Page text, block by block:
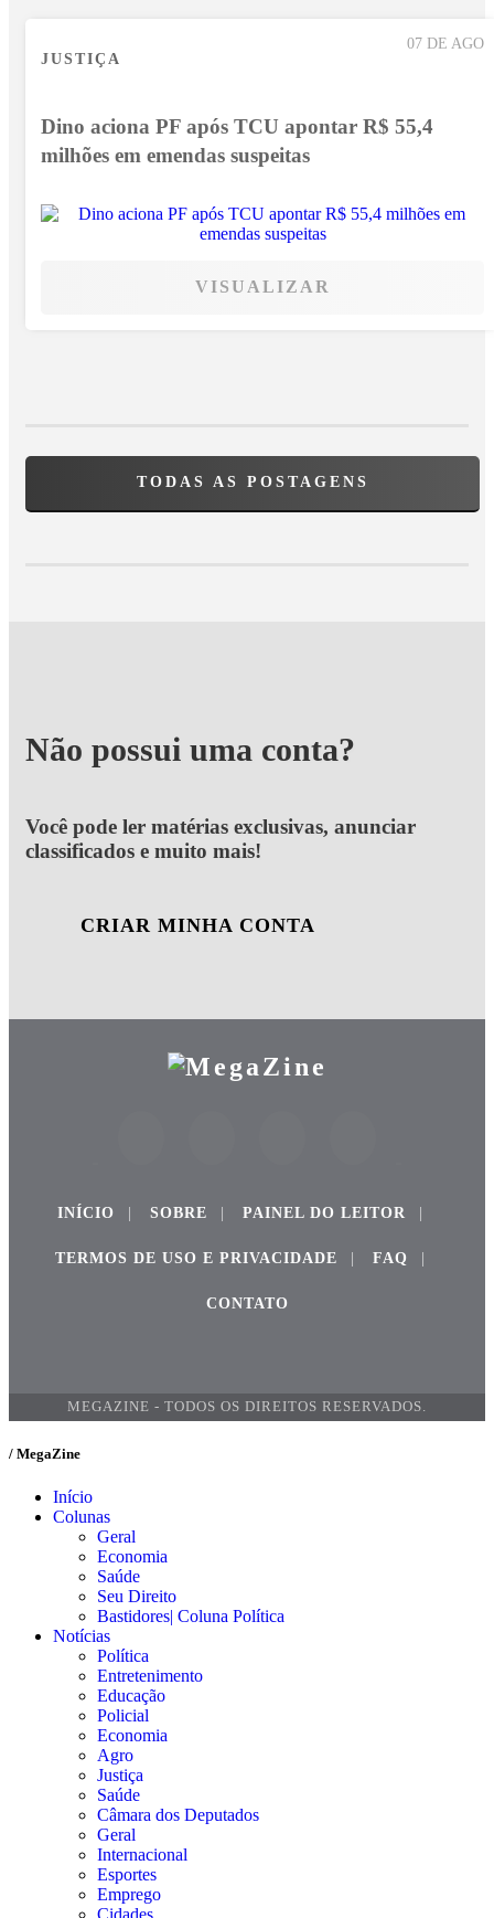
07 DE AGO
JUSTIÇA
Dino aciona PF após TCU apontar R$ 55,4
milhões em emendas suspeitas
VISUALIZAR
TODAS AS POSTAGENS
Não possui uma conta?
Você pode ler matérias exclusivas, anunciar
classificados e muito mais!
CRIAR MINHA CONTA
INÍCIO | SOBRE | PAINEL DO LEITOR |
TERMOS DE USO E PRIVACIDADE | FAQ |
CONTATO
MEGAZINE - TODOS OS DIREITOS RESERVADOS.
/ MegaZine
Início
Colunas
Geral
Economia
Saúde
Seu Direito
Bastidores| Coluna Política
Notícias
Política
Entretenimento
Educação
Policial
Economia
Agro
Justiça
Saúde
Câmara dos Deputados
Geral
Internacional
Esportes
Emprego
Cidades